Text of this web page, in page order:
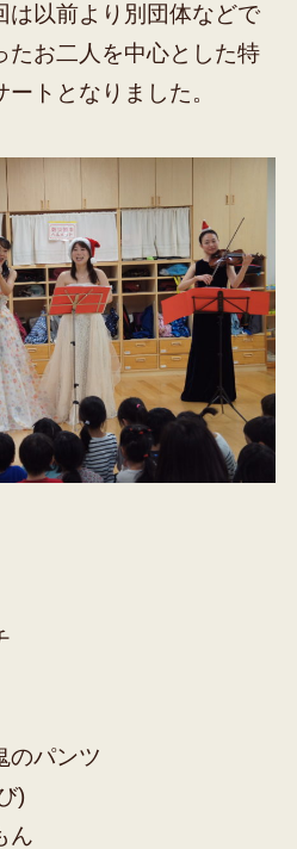
は以前より別団体などで
たお二人を中心とした特
トとなりました。
のパンツ
)
ん